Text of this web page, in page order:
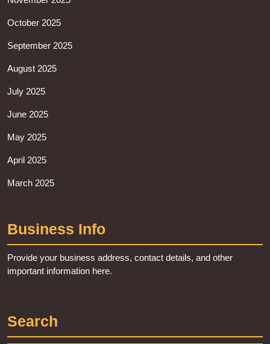
October 2025
September 2025
August 2025
July 2025
June 2025
May 2025
April 2025
March 2025
Business Info
Provide your business address, contact details, and other
important information here.
Search